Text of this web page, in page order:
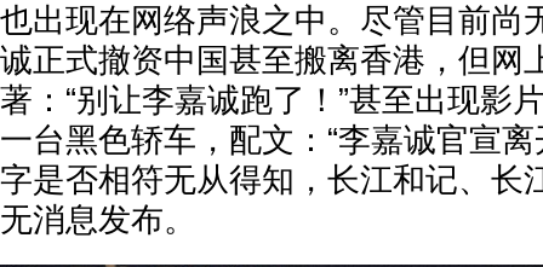
也出现在网络声浪之中。尽管目前尚
诚正式撤资中国甚至搬离香港，但网
著：“别让李嘉诚跑了！”甚至出现影
一台黑色轿车，配文：“李嘉诚官宣
字是否相符无从得知，长江和记、长
无消息发布。